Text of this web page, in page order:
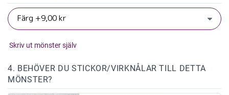
Skriv ut mönster själv
4. BEHÖVER DU STICKOR/VIRKNÅLAR TILL DETTA
MÖNSTER?